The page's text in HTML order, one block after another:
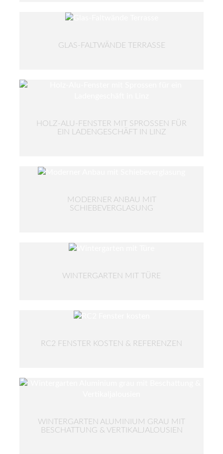
GLAS-FALTWÄNDE TERRASSE
HOLZ-ALU-FENSTER MIT SPROSSEN FÜR
EIN LADENGESCHÄFT IN LINZ
MODERNER ANBAU MIT
SCHIEBEVERGLASUNG
WINTERGARTEN MIT TÜRE
RC2 FENSTER KOSTEN & REFERENZEN
WINTERGARTEN ALUMINIUM GRAU MIT
BESCHATTUNG & VERTIKALJALOUSIEN